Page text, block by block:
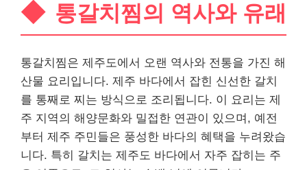
통갈치찜의 역사와 유래
통갈치찜은 제주도에서 오랜 역사와 전통을 가진 해
산물 요리입니다. 제주 바다에서 잡힌 신선한 갈치
를 통째로 찌는 방식으로 조리됩니다. 이 요리는 제
주 지역의 해양문화와 밀접한 연관이 있으며, 예전
부터 제주 주민들은 풍성한 바다의 혜택을 누려왔습
니다. 특히 갈치는 제주도 바다에서 자주 잡히는 주